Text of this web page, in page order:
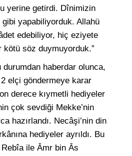
yerine getirdi. Dînimizin
yapabiliyorduk. Allahü
edebiliyor, hiç eziyete
kötü söz duymuyorduk.”
haberdar olunca,
elçi göndermeye karar
derece kıymetli hediyeler
çok sevdiği Mekke’nin
hazırlandı. Necâşi’nin din
hediyeler ayrıldı. Bu
ile Âmr bin Âs